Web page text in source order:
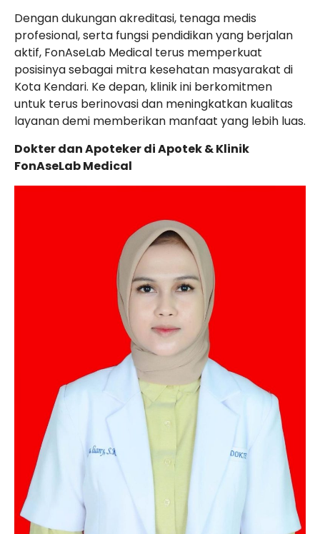
Dengan dukungan akreditasi, tenaga medis
profesional, serta fungsi pendidikan yang berjalan
aktif, FonAseLab Medical terus memperkuat
posisinya sebagai mitra kesehatan masyarakat di
Kota Kendari. Ke depan, klinik ini berkomitmen
untuk terus berinovasi dan meningkatkan kualitas
layanan demi memberikan manfaat yang lebih luas.
Dokter dan Apoteker di Apotek & Klinik
FonAseLab Medical